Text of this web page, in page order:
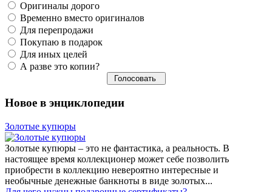
Оригиналы дорого
Временно вместо оригиналов
Для перепродажи
Покупаю в подарок
Для иных целей
А разве это копии?
Новое в энциклопедии
Золотые купюры
Золотые купюры – это не фантастика, а реальность. В
настоящее время коллекционер может себе позволить
приобрести в коллекцию невероятно интересные и
необычные денежные банкноты в виде золотых...